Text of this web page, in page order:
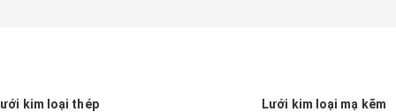
lưới kim loại thép Lưới kim loại mạ kẽm